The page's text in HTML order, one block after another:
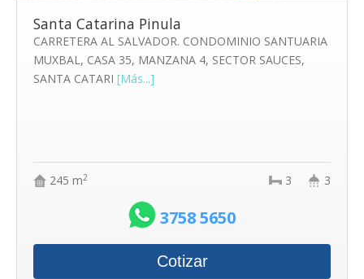
Santa Catarina Pinula
CARRETERA AL SALVADOR. CONDOMINIO SANTUARIA
MUXBAL, CASA 35, MANZANA 4, SECTOR SAUCES,
SANTA CATARI [Más...]
245 m2 3
3
3758 5650
Cotizar